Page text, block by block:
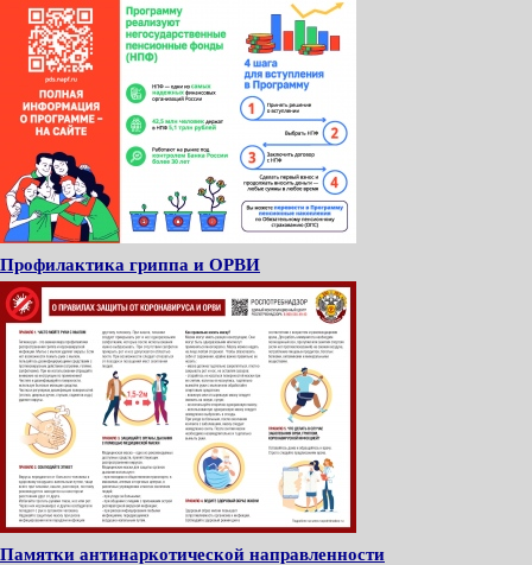
Профилактика гриппа и ОРВИ
Памятки антинаркотической направленности